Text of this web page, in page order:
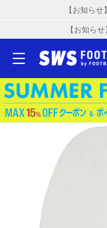
【お知ら
【お知ら